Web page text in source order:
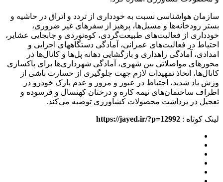
سازمان هواشناسی نسبت به خودداری از تردد و اتراق در حاشیه و
بستر رودخانه‌ها و مسیل‌ها، پرهیز از سفرهای غیر ضروری،
خودداری از فعالیت‌های طبیعت‌گردی، کوه‌نوردی و جابجایی عشایر،
احتیاط در فعالیت‌های عمرانی، آمادگی دستگاههای اجرایی و
امدادی، آمادگی راهداری و بازگشایی دهانه پل‌ها و کانال‌ها در
محورهای مواصلاتی بین شهری، آمادگی شهرداری‌ها برای پاکسازی
کانال‌ها، اتخاذ تمهیدات لازم جهت جلوگیری از خسارت ناشی از
وزش باد شدید، احتیاط در عبور و مرور و عدم پارک خودرو در
اطراف ساختمان‌های نیمه کاره و درختان کهنسال و فرسوده و
تعجیل در برداشت محصولات کشاورزی توصیه می‌کند.
لینک کوتاه : https://jayed.ir/?p=12992